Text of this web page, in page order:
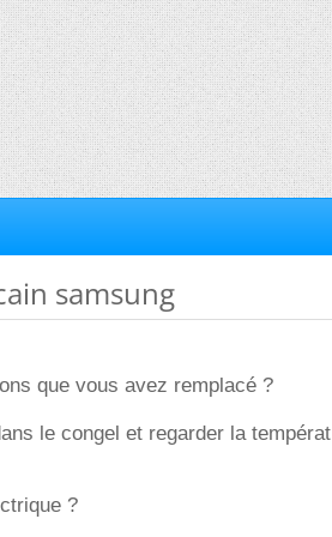
samsung
que vous avez remplacé ?
le congel et regarder la
?